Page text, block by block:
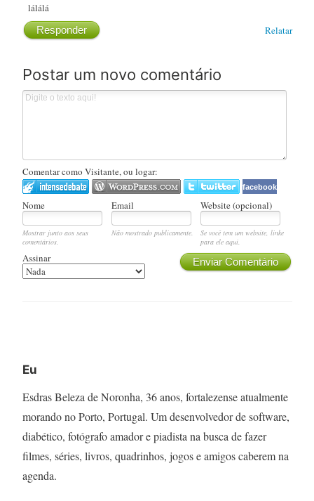
lálálá
Relatar
Responder
Postar um novo comentário
Comentar como Visitante, ou logar:
facebook
Nome Email Website (opcional)
Mostrar junto aos seus
comentários.
Não mostrado publicamente.
Se você tem um website, linke
para ele aqui.
Enviar Comentário
Assinar
Eu
Esdras Beleza de Noronha, 36 anos, fortalezense atualmente
morando no Porto, Portugal. Um desenvolvedor de software,
diabético, fotógrafo amador e piadista na busca de fazer
filmes, séries, livros, quadrinhos, jogos e amigos caberem na
agenda.